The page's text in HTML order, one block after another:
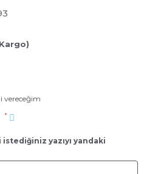
vereceğim
*
yazıyı yandaki